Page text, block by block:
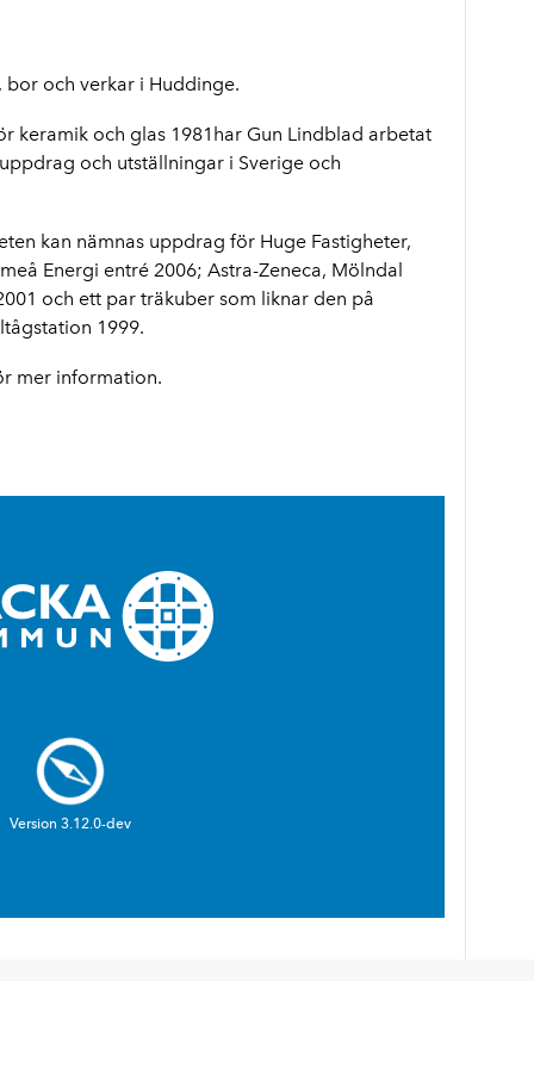
och verkar i Huddinge.
keramik och glas 1981har Gun Lindblad arbetat
och utställningar i Sverige och
kan nämnas uppdrag för Huge Fastigheter,
Energi entré 2006; Astra-Zeneca, Mölndal
och ett par träkuber som liknar den på
1999.
mer information.